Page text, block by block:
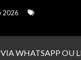
2026
WHATSAPP OU